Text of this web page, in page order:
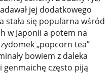
jej dodatkowego
stała się popularna wśród
w Japonii a potem na
„popcorn tea”
bowiem z daleka
genmaichę często piją